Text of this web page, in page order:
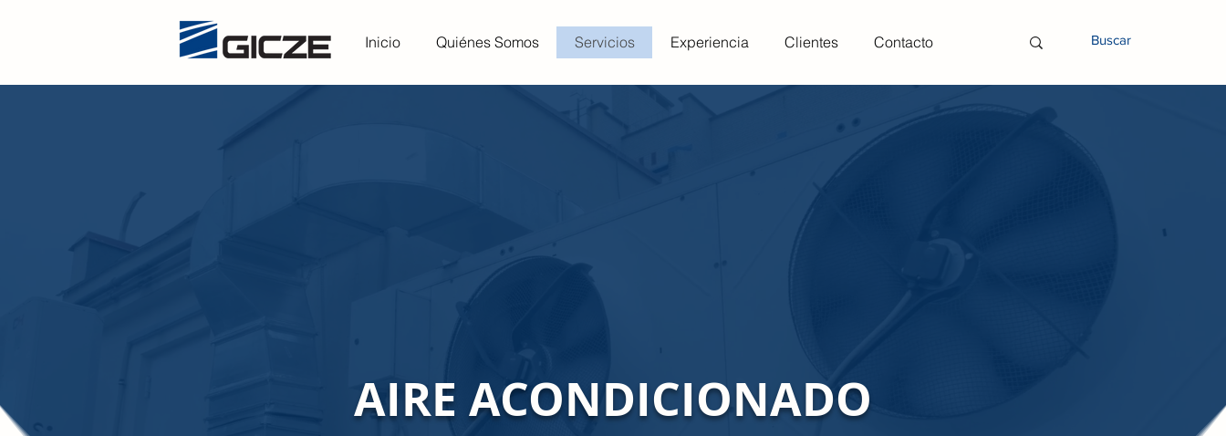
Inicio Quiénes Somos Servicios Experiencia Clientes Contacto
AIRE ACONDICIONADO